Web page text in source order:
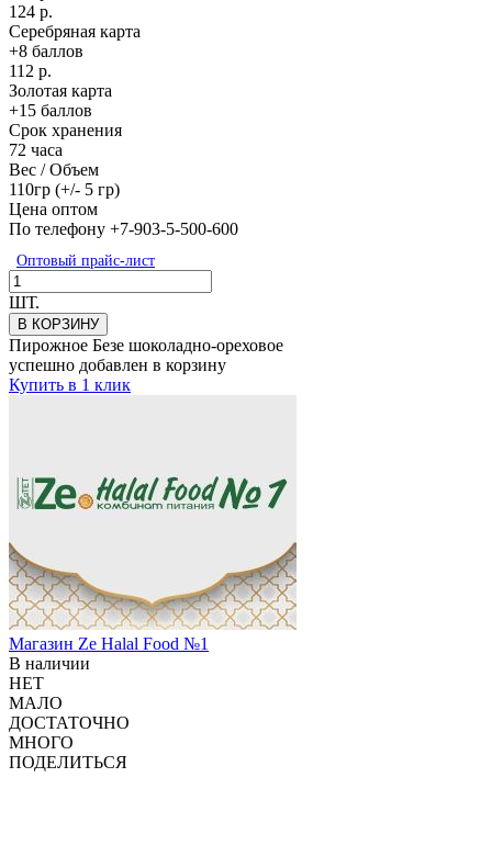
124 р.
Серебряная карта
+8 баллов
112 р.
Золотая карта
+15 баллов
Срок хранения
72 часа
Вес / Объем
110гр (+/- 5 гр)
Цена оптом
По телефону +7-903-5-500-600
Оптовый прайс-лист
ШТ.
В КОРЗИНУ
Пирожное Безе шоколадно-ореховое
успешно добавлен в корзину
Купить в 1 клик
Магазин Ze Halal Food №1
В наличии
НЕТ
МАЛО
ДОСТАТОЧНО
МНОГО
ПОДЕЛИТЬСЯ